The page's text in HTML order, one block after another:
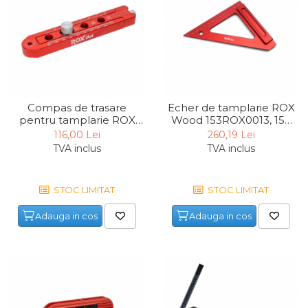
Unelte de Zugravit
Roata de Masurat
Lacate & Incuietori
Banc de lucru – tamplarie
Transpalet / carucior
transport marfa
Poansoane Cifre & Litere
Adaptor Unghiular
Scari
Compas de trasare
pentru tamplarie ROX
Wood 153ROX0165, 352
mm
116,00 Lei
TVA inclus
STOC LIMITAT
Adauga in cos
Echer de tamplarie ROX
Wood 153ROX0013, 150
mm
260,19 Lei
TVA inclus
STOC LIMITAT
Adauga in cos